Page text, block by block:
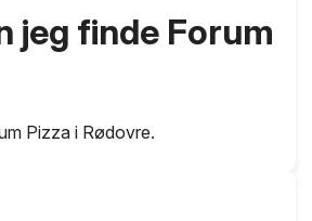
jeg finde Forum
Pizza i Rødovre.